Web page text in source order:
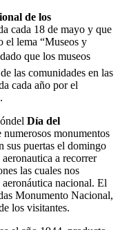
de los
cada 18 de mayo y que
el lema “Museos y
que los museos
las comunidades en las
cada año por el
Día del
monumentos
sus puertas el domingo
a recorrer
las cuales nos
nacional. El
Monumento Nacional,
los visitantes.